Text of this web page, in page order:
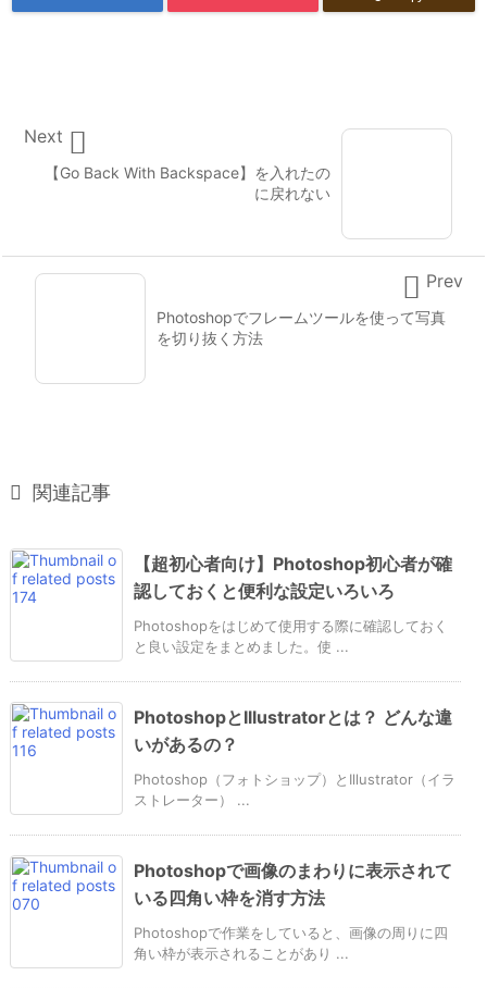
【Go Back With Backspace】を入れたの
に戻れない

Next
Photoshopでフレームツールを使って写真
を切り抜く方法
 Prev
 関連記事
【超初心者向け】Photoshop初心者が確
認しておくと便利な設定いろいろ
Photoshopをはじめて使用する際に確認しておく
と良い設定をまとめました。使 ...
PhotoshopとIllustratorとは？ どんな違
いがあるの？
Photoshop（フォトショップ）とIllustrator（イラ
ストレーター） ...
Photoshopで画像のまわりに表示されて
いる四角い枠を消す方法
Photoshopで作業をしていると、画像の周りに四
角い枠が表示されることがあり ...